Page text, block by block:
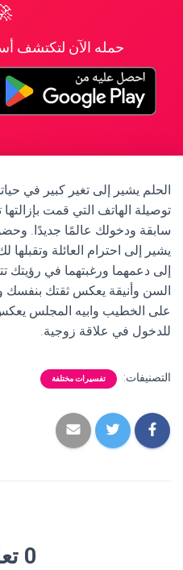
حمله الآن لتكتشف
الحلم يشير إلى تغير كبير في
توصيلة الهاتف التي قمت
سابقة ودخولك عالمًا جديدًا.
يشير إلى احترام العائلة
إلى دعمهما ورغبتهما في رؤيتك
السن وأنيقة يعكس ثقتك بنفسك
على الخطيب وابيه المجلس
للدخول في علاقة زوجية.
التصنيفات: تفسيرات مختلفة
0 تعليق